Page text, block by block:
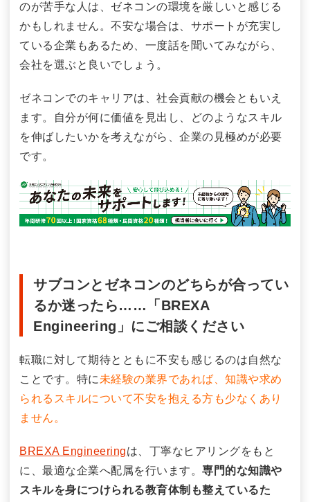
のが苦手な人は、ゼネコンの環境を厳しいと感じる
かもしれません。不安な場合は、サポートが充実し
ている企業もあるため、一度話を聞いてみながら、
会社を選ぶと良いでしょう。
ゼネコンでのキャリアは、社会貢献の機会ともいえ
ます。自分が何に価値を見出し、どのようなスキル
を伸ばしたいかを考えながら、企業の見極めが必要
です。
サブコンとゼネコンのどちらが合ってい
るか迷ったら……「BREXA
Engineering」にご相談ください
転職に対して期待とともに不安も感じるのは自然な
ことです。特に 未経験の業界であれば、知識や求め
られるスキルについて不安を抱える方も少なくあり
ません。
BREXA Engineeringは、丁寧なヒアリングをもと
に、最適な企業へ配属を行います。 専門的な知識や
スキルを身につけられる教育体制も整えているた